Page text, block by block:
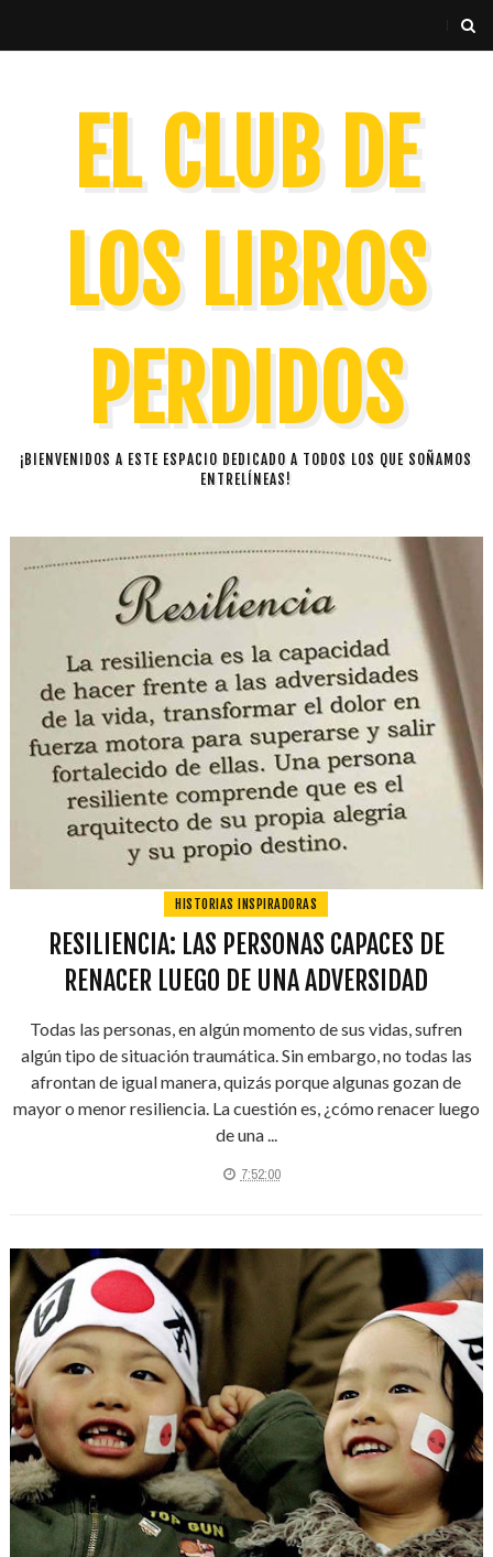
EL CLUB DE
LOS LIBROS
PERDIDOS
¡BIENVENIDOS A ESTE ESPACIO DEDICADO A TODOS LOS QUE SOÑAMOS
ENTRELÍNEAS!
HISTORIAS INSPIRADORAS
RESILIENCIA: LAS PERSONAS CAPACES DE
RENACER LUEGO DE UNA ADVERSIDAD
Todas las personas, en algún momento de sus vidas, sufren
algún tipo de situación traumática. Sin embargo, no todas las
afrontan de igual manera, quizás porque algunas gozan de
mayor o menor resiliencia. La cuestión es, ¿cómo renacer luego
de una ...
7:52:00